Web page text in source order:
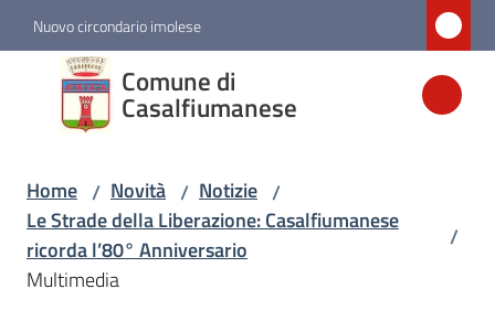
Vai al contenuto
Vai alla navigazione
Vai al footer
Nuovo circondario imolese
Comune di
Casalfiumanese
Comune di
Casalfiumanese
Amministrazione
Novità
Menu selezionato
Home / Novità / Notizie /
Le Strade della Liberazione: Casalfiumanese
ricorda l’80° Anniversario
/
Multimedia